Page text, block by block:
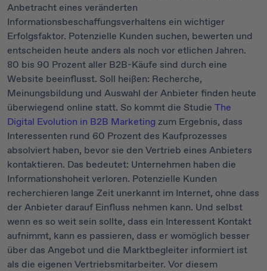
Anbetracht eines veränderten
Informationsbeschaffungsverhaltens ein wichtiger
Erfolgsfaktor. Potenzielle Kunden suchen, bewerten und
entscheiden heute anders als noch vor etlichen Jahren.
80 bis 90 Prozent aller B2B-Käufe sind durch eine
Website beeinflusst. Soll heißen: Recherche,
Meinungsbildung und Auswahl der Anbieter finden heute
überwiegend online statt. So kommt die Studie The
Digital Evolution in B2B Marketing zum Ergebnis, dass
Interessenten rund 60 Prozent des Kaufprozesses
absolviert haben, bevor sie den Vertrieb eines Anbieters
kontaktieren. Das bedeutet: Unternehmen haben die
Informationshoheit verloren. Potenzielle Kunden
recherchieren lange Zeit unerkannt im Internet, ohne dass
der Anbieter darauf Einfluss nehmen kann. Und selbst
wenn es so weit sein sollte, dass ein Interessent Kontakt
aufnimmt, kann es passieren, dass er womöglich besser
über das Angebot und die Marktbegleiter informiert ist
als die eigenen Vertriebsmitarbeiter. Vor diesem